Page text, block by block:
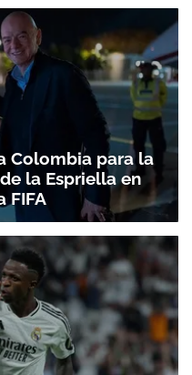
Colombia para la
la Espriella en
FIFA